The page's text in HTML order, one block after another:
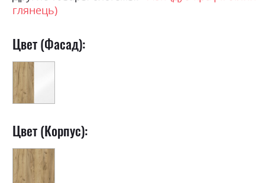
глянець)
Цвет (Фасад):
Цвет (Корпус):